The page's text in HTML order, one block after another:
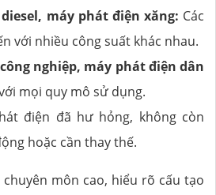
máy phát điện xăng: Các
với nhiều công suất khác nhau.
nghiệp, máy phát điện dân
mọi quy mô sử dụng.
điện đã hư hỏng, không còn
hoặc cần thay thế.
môn cao, hiểu rõ cấu tạo